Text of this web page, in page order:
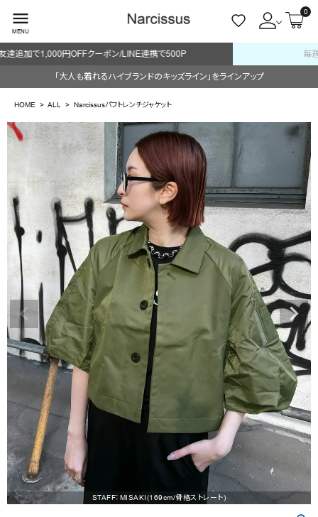
menu
MENU
0
ACCOUNT MENU
ようこそ ゲスト 様
search
NEW IN
CATEGORY
BRAND
SALE
OUTLET
RANKING
RE STOCK
COMING SOON
TOPICS
JOURNAL
INFORMATION
毎週火/金はオリジナル・木はブランド入荷販売日
「大人も着れるハイブランドのキッズライン」をラインアップ
HOME ALL Narcissusパフトレンチジャケット
STAFF：MISAKI(169cm/骨格ストレート)